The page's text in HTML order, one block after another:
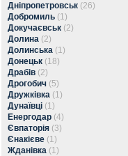
Дніпропетровськ (26)
Добромиль (1)
Докучаєвськ (2)
Долина (2)
Долинська (1)
Донецьк (18)
Драбів (2)
Дрогобич (5)
Дружківка (1)
Дунаївці (1)
Енергодар (4)
Євпаторія (3)
Єнакієве (1)
Жданівка (1)